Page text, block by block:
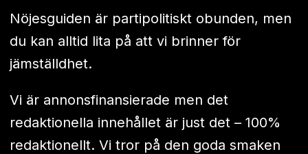
Nöjesguiden är partipolitiskt obunden, men
du kan alltid lita på att vi brinner för
jämställdhet.
Vi är annonsfinansierade men det
redaktionella innehållet är just det – 100%
redaktionellt. Vi tror på den goda smaken